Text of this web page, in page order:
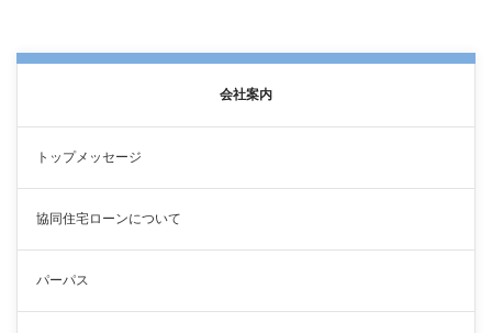
会社案内
トップメッセージ
協同住宅ローンについて
パーパス